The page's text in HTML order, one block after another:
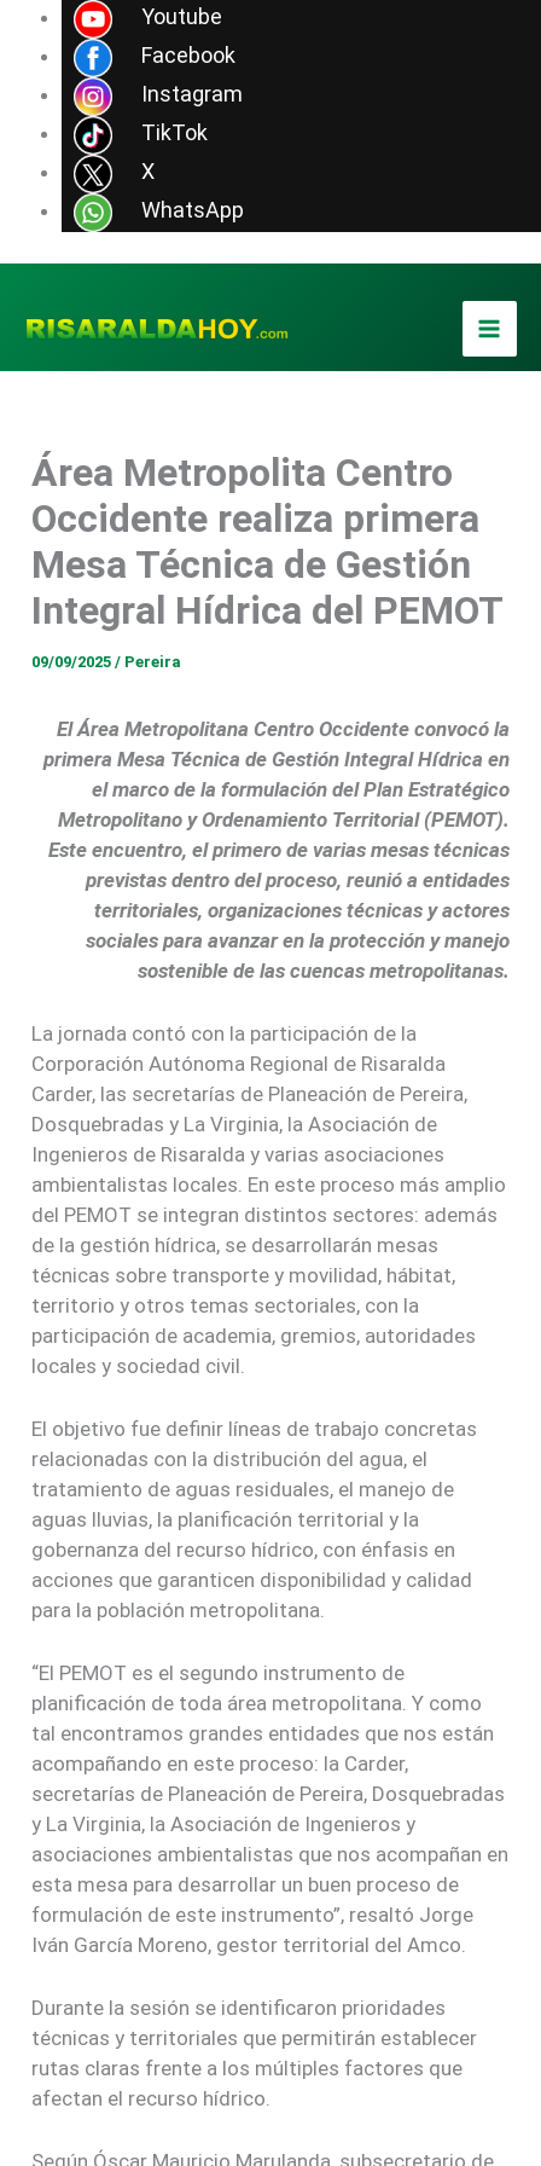
Youtube
Facebook
Instagram
TikTok
X
WhatsApp
contenido
Área Metropolita Centro
Occidente realiza primera
Mesa Técnica de Gestión
Integral Hídrica del PEMOT
09/09/2025/ Pereira
El Área Metropolitana Centro Occidente convocó la
primera Mesa Técnica de Gestión Integral Hídrica en
el marco de la formulación del Plan Estratégico
Metropolitano y Ordenamiento Territorial (PEMOT).
Este encuentro, el primero de varias mesas técnicas
previstas dentro del proceso, reunió a entidades
territoriales, organizaciones técnicas y actores
sociales para avanzar en la protección y manejo
sostenible de las cuencas metropolitanas.
La jornada contó con la participación de la
Corporación Autónoma Regional de Risaralda
Carder, las secretarías de Planeación de Pereira,
Dosquebradas y La Virginia, la Asociación de
Ingenieros de Risaralda y varias asociaciones
ambientalistas locales. En este proceso más amplio
del PEMOT se integran distintos sectores: además
de la gestión hídrica, se desarrollarán mesas
técnicas sobre transporte y movilidad, hábitat,
territorio y otros temas sectoriales, con la
participación de academia, gremios, autoridades
locales y sociedad civil.
El objetivo fue definir líneas de trabajo concretas
relacionadas con la distribución del agua, el
tratamiento de aguas residuales, el manejo de
aguas lluvias, la planificación territorial y la
gobernanza del recurso hídrico, con énfasis en
acciones que garanticen disponibilidad y calidad
para la población metropolitana.
“El PEMOT es el segundo instrumento de
planificación de toda área metropolitana. Y como
tal encontramos grandes entidades que nos están
acompañando en este proceso: la Carder,
secretarías de Planeación de Pereira, Dosquebradas
y La Virginia, la Asociación de Ingenieros y
asociaciones ambientalistas que nos acompañan en
esta mesa para desarrollar un buen proceso de
formulación de este instrumento”, resaltó Jorge
Iván García Moreno, gestor territorial del Amco.
Durante la sesión se identificaron prioridades
técnicas y territoriales que permitirán establecer
rutas claras frente a los múltiples factores que
afectan el recurso hídrico.